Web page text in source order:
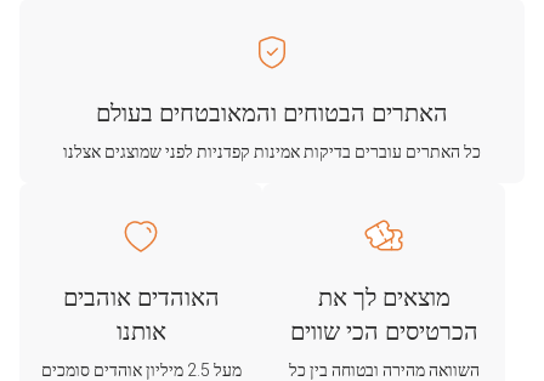
האתרים הבטוחים והמאובטחים בעולם
כל האתרים עוברים בדיקות אמינות קפדניות לפני שמוצגים אצלנו
מוצאים לך את
הכרטיסים הכי שווים
השוואה מהירה ובטוחה בין כל
האוהדים אוהבים
אותנו
מעל 2.5 מיליון אוהדים סומכים